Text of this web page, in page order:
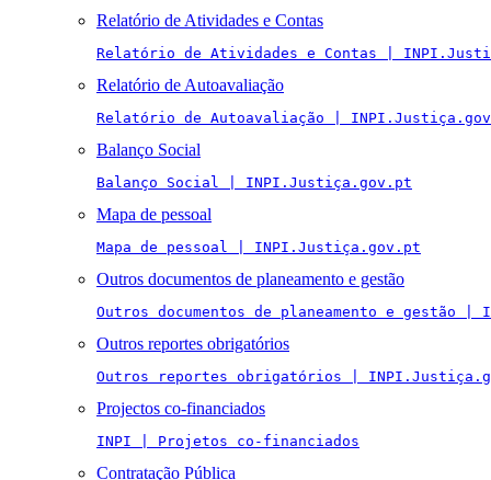
Relatório de Atividades e Contas
Relatório de Atividades e Contas |
Relatório de Autoavaliação
Relatório de Autoavaliação |
Balanço Social
Balanço Social | INPI.Justiça.gov.pt
Mapa de pessoal
Mapa de pessoal | INPI.Justiça.gov.pt
Outros documentos de planeamento e gestão
Outros documentos de planeamento e gestão
Outros reportes obrigatórios
Outros reportes obrigatórios |
Projectos co-financiados
INPI | Projetos co-financiados
Contratação Pública